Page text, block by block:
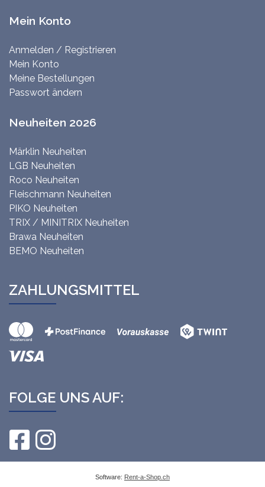
Mein Konto
Anmelden / Registrieren
Mein Konto
Meine Bestellungen
Passwort ändern
Neuheiten 2026
Märklin Neuheiten
LGB Neuheiten
Roco Neuheiten
Fleischmann Neuheiten
PIKO Neuheiten
TRIX / MINITRIX Neuheiten
Brawa Neuheiten
BEMO Neuheiten
ZAHLUNGSMITTEL
FOLGE UNS AUF:
Software: Rent-a-Shop.ch